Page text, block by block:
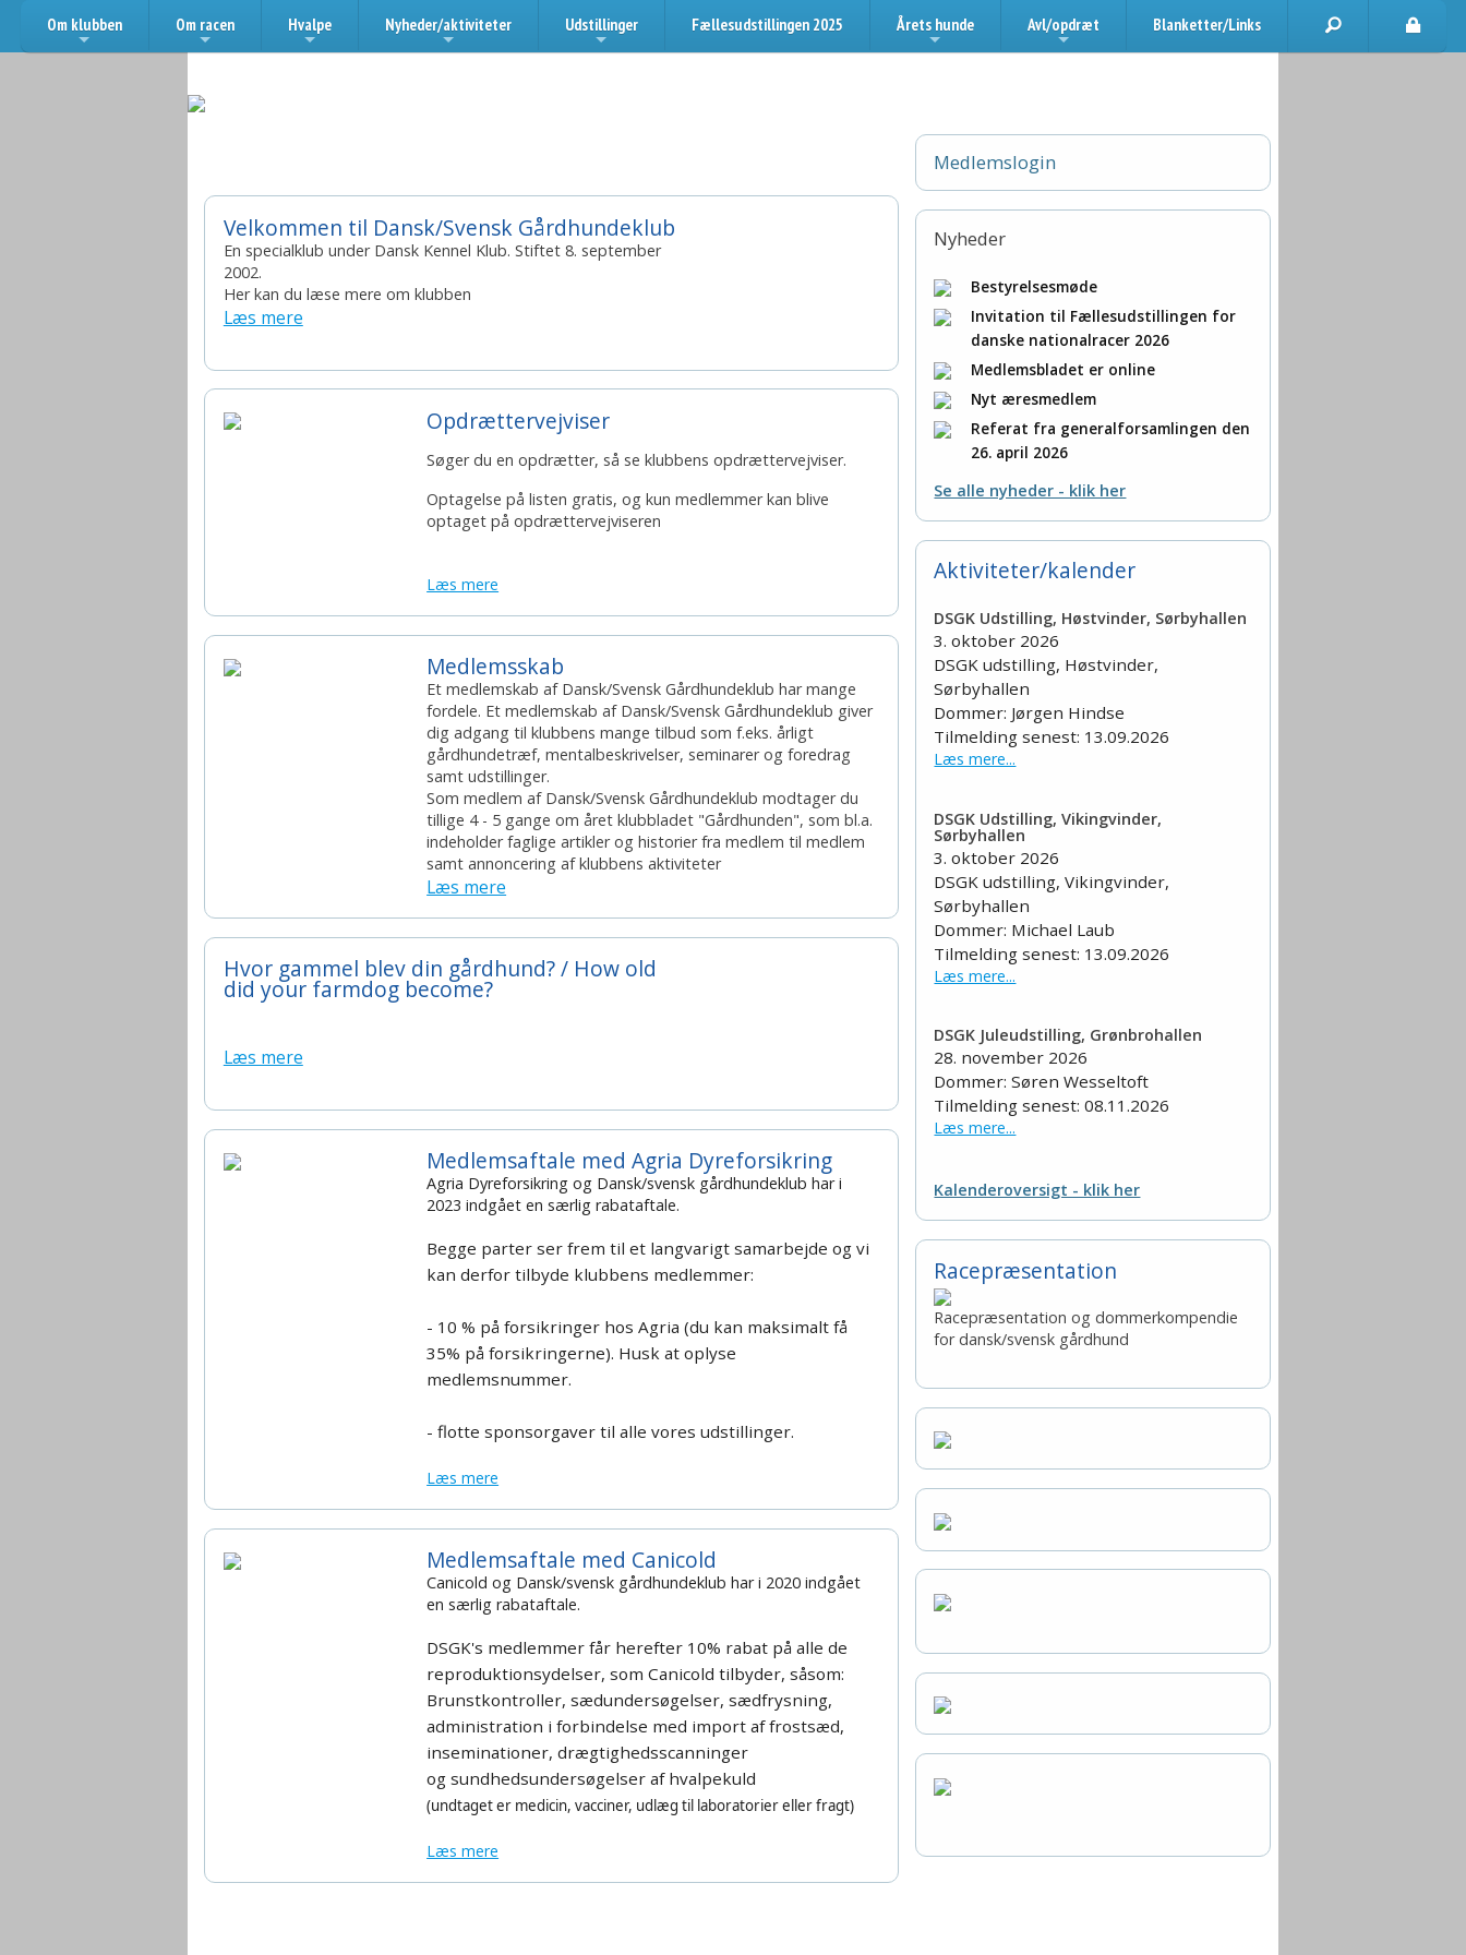
+
Om klubben
+
Om racen
+
Hvalpe
+
Nyheder/aktiviteter
+
Udstillinger
Fællesudstillingen 2025
+
Årets hunde
+
Avl/opdræt Blanketter/Links
Velkommen til Dansk/Svensk Gårdhundeklub
En specialklub under Dansk Kennel Klub. Stiftet 8. september
2002.
Her kan du læse mere om klubben
Læs mere
Opdrættervejviser
Søger du en opdrætter, så se klubbens opdrættervejviser.
Optagelse på listen gratis, og kun medlemmer kan blive
optaget på opdrættervejviseren
Læs mere
Medlemsskab
Et medlemskab af Dansk/Svensk Gårdhundeklub har mange
fordele. Et medlemskab af Dansk/Svensk Gårdhundeklub giver
dig adgang til klubbens mange tilbud som f.eks. årligt
gårdhundetræf, mentalbeskrivelser, seminarer og foredrag
samt udstillinger.
Som medlem af Dansk/Svensk Gårdhundeklub modtager du
tillige 4 - 5 gange om året klubbladet "Gårdhunden", som bl.a.
indeholder faglige artikler og historier fra medlem til medlem
samt annoncering af klubbens aktiviteter
Læs mere
Hvor gammel blev din gårdhund? / How old
did your farmdog become?
Læs mere
Medlemsaftale med Agria Dyreforsikring
Agria Dyreforsikring og Dansk/svensk gårdhundeklub har i
2023 indgået en særlig rabataftale.
Begge parter ser frem til et langvarigt samarbejde og vi
kan derfor tilbyde klubbens medlemmer:
- 10 % på forsikringer hos Agria (du kan maksimalt få
35% på forsikringerne). Husk at oplyse
medlemsnummer.
- flotte sponsorgaver til alle vores udstillinger.
Læs mere
Medlemsaftale med Canicold
Canicold og Dansk/svensk gårdhundeklub har i 2020 indgået
en særlig rabataftale.
DSGK's medlemmer får herefter 10% rabat på alle de
reproduktionsydelser, som Canicold tilbyder, såsom:
Brunstkontroller,sædundersøgelser, sædfrysning,
administration i forbindelse med importaf frostsæd,
inseminationer, drægtighedsscanninger
ogsundhedsundersøgelser af hvalpekuld
(undtaget er medicin, vacciner, udlæg til laboratorier eller fragt)
Læs mere
Medlemslogin
Nyheder
Bestyrelsesmøde
Invitation til Fællesudstillingen for
danske nationalracer 2026
Medlemsbladet er online
Nyt æresmedlem
Referat fra generalforsamlingen den
26. april 2026
Se alle nyheder - klik her
Aktiviteter/kalender
DSGK Udstilling, Høstvinder, Sørbyhallen
3. oktober 2026
DSGK udstilling, Høstvinder,
Sørbyhallen
Dommer: Jørgen Hindse
Tilmelding senest: 13.09.2026
Læs mere...
DSGK Udstilling, Vikingvinder,
Sørbyhallen
3. oktober 2026
DSGK udstilling, Vikingvinder,
Sørbyhallen
Dommer: Michael Laub
Tilmelding senest: 13.09.2026
Læs mere...
DSGK Juleudstilling, Grønbrohallen
28. november 2026
Dommer: Søren Wesseltoft
Tilmelding senest: 08.11.2026
Læs mere...
Kalenderoversigt - klik her
Racepræsentation
Racepræsentation og dommerkompendie
for dansk/svensk gårdhund